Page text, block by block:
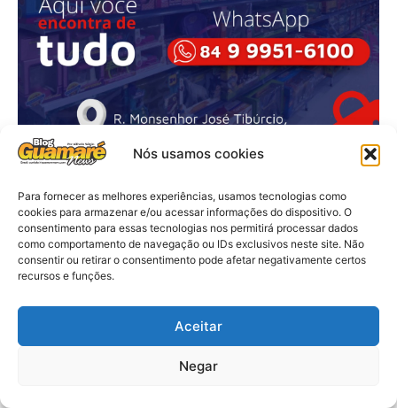
Nós usamos cookies
Para fornecer as melhores experiências, usamos tecnologias como
cookies para armazenar e/ou acessar informações do dispositivo. O
consentimento para essas tecnologias nos permitirá processar dados
como comportamento de navegação ou IDs exclusivos neste site. Não
consentir ou retirar o consentimento pode afetar negativamente certos
recursos e funções.
Aceitar
Negar